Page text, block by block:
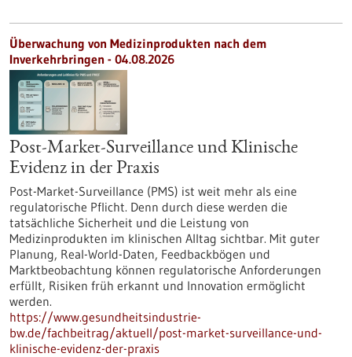
Überwachung von Medizinprodukten nach dem
Inverkehrbringen - 04.08.2026
Post-Market-Surveillance und Klinische
Evidenz in der Praxis
Post-Market-Surveillance (PMS) ist weit mehr als eine
regulatorische Pflicht. Denn durch diese werden die
tatsächliche Sicherheit und die Leistung von
Medizinprodukten im klinischen Alltag sichtbar. Mit guter
Planung, Real-World-Daten, Feedbackbögen und
Marktbeobachtung können regulatorische Anforderungen
erfüllt, Risiken früh erkannt und Innovation ermöglicht
werden.
https://www.gesundheitsindustrie-
bw.de/fachbeitrag/aktuell/post-market-surveillance-und-
klinische-evidenz-der-praxis